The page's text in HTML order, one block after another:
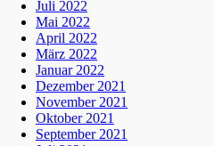
Juli 2022
Mai 2022
April 2022
März 2022
Januar 2022
Dezember 2021
November 2021
Oktober 2021
September 2021